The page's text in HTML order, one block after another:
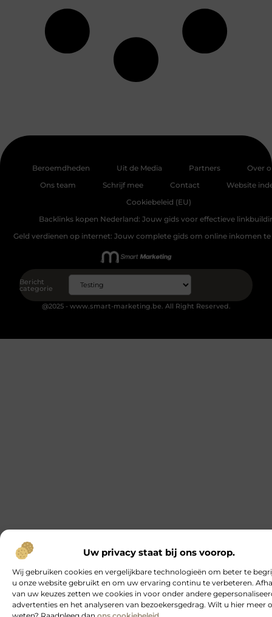
Uw privacy staat bij ons voorop.
Wij gebruiken cookies en vergelijkbare technologieën om beter te
u onze website gebruikt en om uw ervaring continu te verbeteren.
van uw keuzes zetten we cookies in voor onder andere
advertenties en het analyseren van bezoekersgedrag. Wilt u hier meer
Beroemdheden Uit de Media Partners
Over
Ons team
Schrijf mee Contact
Website
Cookiebeleid (EU)
Backlinks kopen Nederland: Jouw gids voor effectieve
Geld verdienen op internet: Jouw complete gids om online inkomen
Bericht
categorie
@2025 - www.smart-marketing.be. All Right Reserved.